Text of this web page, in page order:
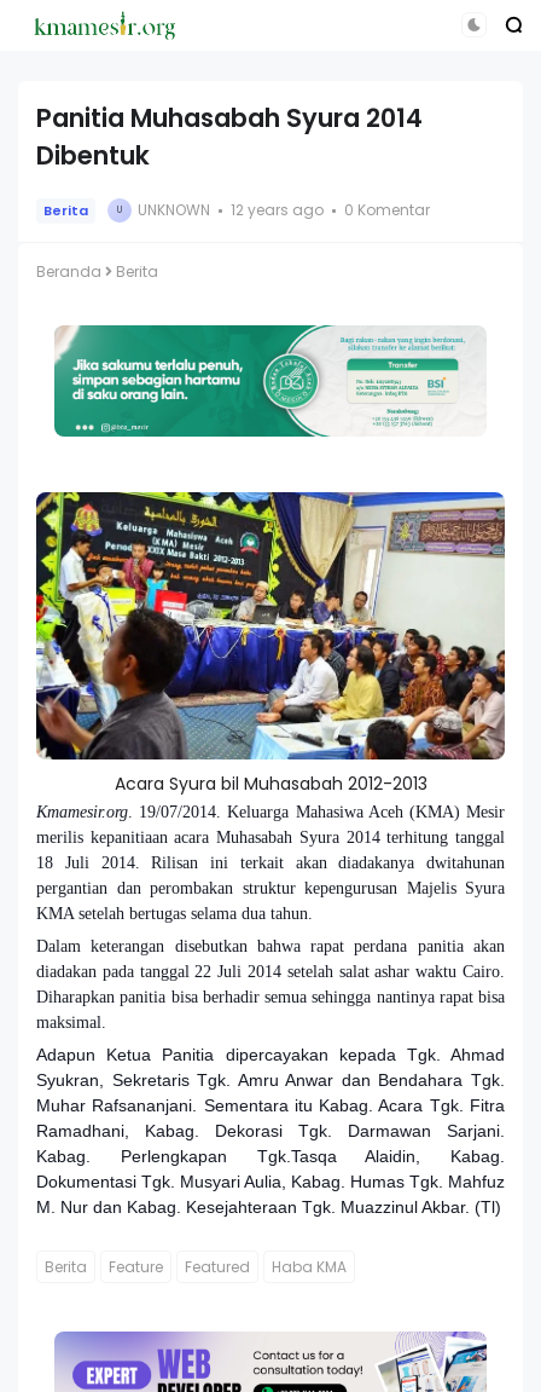
Panitia Muhasabah Syura 2014
Dibentuk
Berita U UNKNOWN 12 years ago 0 Komentar
Beranda Berita
Acara Syura bil Muhasabah 2012-2013
Kmamesir.org. 19/07/2014. Keluarga Mahasiwa Aceh (KMA) Mesir
merilis kepanitiaan acara Muhasabah Syura 2014 terhitung tanggal
18 Juli 2014. Rilisan ini terkait akan diadakanya dwitahunan
pergantian dan perombakan struktur kepengurusan Majelis Syura
KMA setelah bertugas selama dua tahun.
Dalam keterangan disebutkan bahwa rapat perdana panitia akan
diadakan pada tanggal 22 Juli 2014 setelah salat ashar waktu Cairo.
Diharapkan panitia bisa berhadir semua sehingga nantinya rapat bisa
maksimal.
Adapun Ketua Panitia dipercayakan kepada Tgk. Ahmad
Syukran, Sekretaris Tgk. Amru Anwar dan Bendahara Tgk.
Muhar Rafsananjani. Sementara itu Kabag. Acara Tgk. Fitra
Ramadhani, Kabag. Dekorasi Tgk. Darmawan Sarjani.
Kabag. Perlengkapan Tgk.Tasqa Alaidin, Kabag.
Dokumentasi Tgk. Musyari Aulia, Kabag. Humas Tgk. Mahfuz
M. Nur dan Kabag. Kesejahteraan Tgk. Muazzinul Akbar. (Tl)
Berita Feature Featured Haba KMA